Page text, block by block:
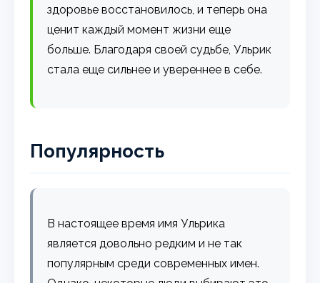
здоровье восстановилось, и теперь она
ценит каждый момент жизни еще
больше. Благодаря своей судьбе, Ульрик
стала еще сильнее и увереннее в себе.
Популярность
В настоящее время имя Ульрика
является довольно редким и не так
популярным среди современных имен.